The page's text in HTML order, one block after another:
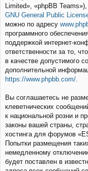
Limited», «phpBB
GNU General Public
можно по адресу
программного
поддержкой интернет-
ответственности за то,
в качестве допустимого
дополнительной
https://www.phpbb.com/
Вы соглашаетесь не
клеветнических
к национальной розни и
законы вашей страны,
хостинга для форумов
Попытки размещения
немедленному
будет поставлен в